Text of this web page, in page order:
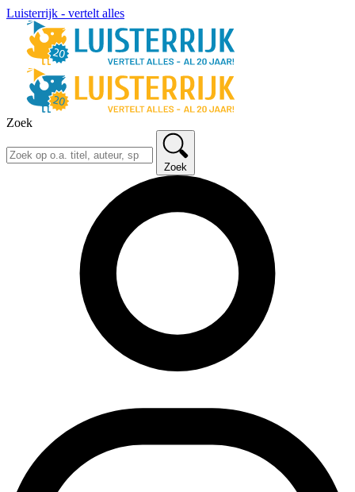
Luisterrijk - vertelt alles
Zoek
Zoek